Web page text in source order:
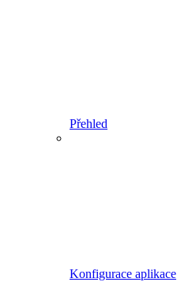
Přehled
Konfigurace aplikace